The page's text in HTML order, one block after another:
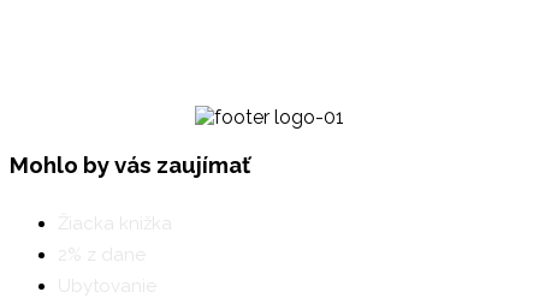
Mohlo by vás zaujímať
Žiacka knižka
2% z dane
Ubytovanie